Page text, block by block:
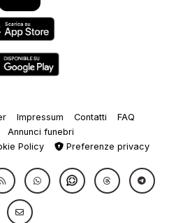
Impressum Contatti
FAQ
Annunci funebri
Policy Preferenze privacy